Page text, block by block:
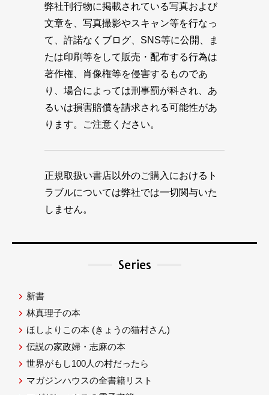
弊社刊行物に掲載されている写真および
文章を、写真撮影やスキャン等を行なっ
て、許諾なくブログ、SNS等に公開、ま
たは印刷等をして販売・配布する行為は
著作権、肖像権等を侵害するものであ
り、場合によっては刑事罰が科され、あ
るいは損害賠償を請求される可能性があ
ります。ご注意ください。
正規取扱い書店以外のご購入におけるト
ラブルについては弊社では一切関与いた
しません。
Series
新書
林真理子の本
ほしよりこの本 (きょうの猫村さん)
伝説の家政婦・志麻の本
世界がもし100人の村だったら
マガジンハウスの全書籍リスト